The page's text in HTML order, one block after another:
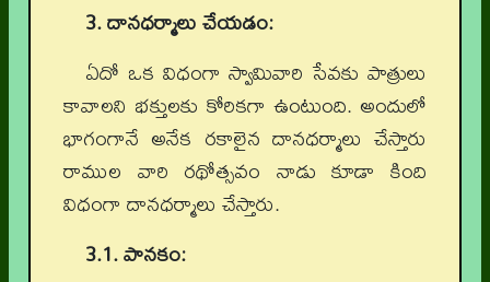
3. దానధర్మాలు చేయడం:
ఏదో ఒక విధంగా స్వామివారి సేవకు పాత్రులు
కావాలని భక్తులకు కోరికగా ఉంటుంది. అందులో
భాగంగానే అనేక రకాలైన దానధర్మాలు చేస్తారు
రాముల వారి రథోత్సవం నాడు కూడా కింది
విధంగా దానధర్మాలు చేస్తారు.
3.1. పానకం: